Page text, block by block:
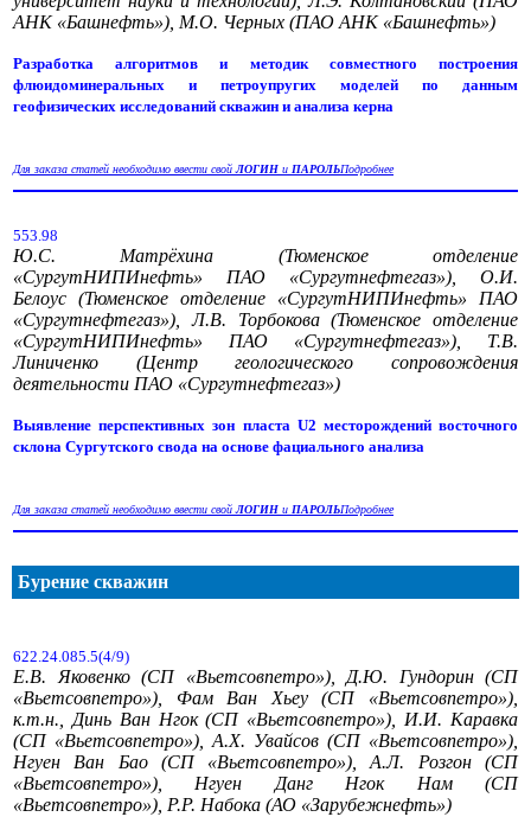
АНК «Башнефть»), М.О. Черных (ПАО АНК «Башнефть»)
Разработка алгоритмов и методик совместного построения
флюидоминеральных и петроупругих моделей по данным
геофизических исследований скважин и анализа керна
Для заказа статей необходимо ввести свойЛОГИН и ПАРОЛЬПодробнее
553.98
Ю.С. Матрёхина (Тюменское отделение
«СургутНИПИнефть» ПАО «Сургутнефтегаз»), О.И.
Белоус (Тюменское отделение «СургутНИПИнефть» ПАО
«Сургутнефтегаз»), Л.В. Торбокова (Тюменское отделение
«СургутНИПИнефть» ПАО «Сургутнефтегаз»), Т.В.
Линиченко (Центр геологического сопровождения
деятельности ПАО «Сургутнефтегаз»)
Выявление перспективных зон пласта U2 месторождений восточного
склона Сургутского свода на основе фациального анализа
Для заказа статей необходимо ввести свойЛОГИН и ПАРОЛЬПодробнее
Бурение скважин
622.24.085.5(4/9)
Е.В. Яковенко (СП «Вьетсовпетро»), Д.Ю. Гундорин (СП
«Вьетсовпетро»), Фам Ван Хьеу (СП «Вьетсовпетро»),
к.т.н., Динь Ван Нгок (СП «Вьетсовпетро»), И.И. Каравка
(СП «Вьетсовпетро»), А.Х. Увайсов (СП «Вьетсовпетро»),
Нгуен Ван Бао (СП «Вьетсовпетро»), А.Л. Розгон (СП
«Вьетсовпетро»), Нгуен Данг Нгок Нам (СП
«Вьетсовпетро»), Р.Р. Набока (АО «Зарубежнефть»)